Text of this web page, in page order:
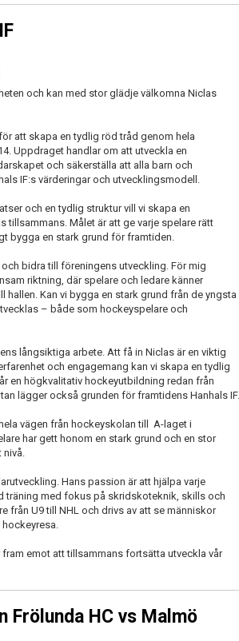
och kan med stor glädje välkomna Niclas
att skapa en tydlig röd tråd genom hela
Uppdraget handlar om att utveckla en
och säkerställa att alla barn och
IF:s värderingar och utvecklingsmodell.
och en tydlig struktur vill vi skapa en
tillsammans. Målet är att ge varje spelare rätt
bygga en stark grund för framtiden.
bidra till föreningens utveckling. För mig
riktning, där spelare och ledare känner
Kan vi bygga en stark grund från de yngsta
– både som hockeyspelare och
långsiktiga arbete. Att få in Niclas är en viktig
och engagemang kan vi skapa en tydlig
en högkvalitativ hockeyutbildning redan från
lägger också grunden för framtidens Hanhals IF.
vägen från hockeyskolan till A-laget i
har gett honom en stark grund och en stor
Hans passion är att hjälpa varje
träning med fokus på skridskoteknik, skills och
från U9 till NHL och drivs av att se människor
emot att tillsammans fortsätta utveckla vår
HC vs Malmö